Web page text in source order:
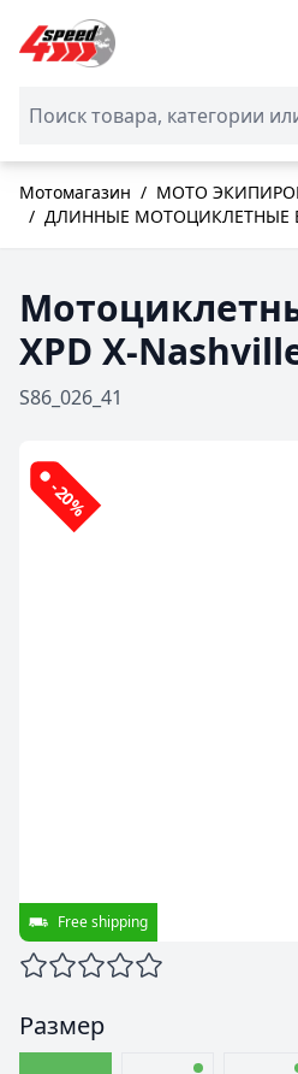
Skip to Content
Мотомагазин / МОТО
/ ДЛИННЫЕ МОТОЦИКЛЕТНЫЕ
XPD X-
S86_026_41
-20%
Free shipping
Размер